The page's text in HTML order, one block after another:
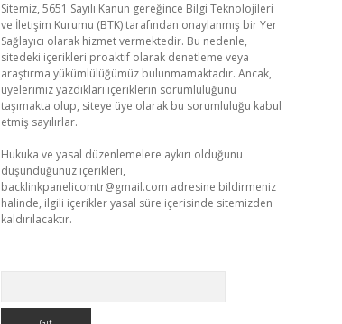
Sitemiz, 5651 Sayılı Kanun gereğince Bilgi Teknolojileri
ve İletişim Kurumu (BTK) tarafından onaylanmış bir Yer
Sağlayıcı olarak hizmet vermektedir. Bu nedenle,
sitedeki içerikleri proaktif olarak denetleme veya
araştırma yükümlülüğümüz bulunmamaktadır. Ancak,
üyelerimiz yazdıkları içeriklerin sorumluluğunu
taşımakta olup, siteye üye olarak bu sorumluluğu kabul
etmiş sayılırlar.
Hukuka ve yasal düzenlemelere aykırı olduğunu
düşündüğünüz içerikleri,
backlinkpanelicomtr@gmail.com adresine bildirmeniz
halinde, ilgili içerikler yasal süre içerisinde sitemizden
kaldırılacaktır.